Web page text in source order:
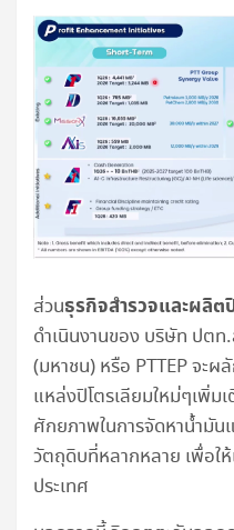
ส่วนธุรกิจสำรวจและผลิต
ดำเนินงานของ บริษัท ปตท
(มหาชน) หรือ PTTEP จะผ
แหล่งปิโตรเลียมใหม่ๆเพิ่ม
ศักยภาพในการจัดหาน้ำมัน
วัตถุดิบที่หลากหลาย เพื่อใ
ประเทศ